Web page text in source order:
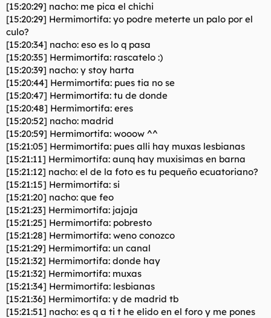
[15:20:29] nacho: me pica el chichi
[15:20:29] Hermimortifa: yo podre meterte un palo por el
culo?
[15:20:34] nacho: eso es lo q pasa
[15:20:35] Hermimortifa: rascatelo :)
[15:20:39] nacho: y stoy harta
[15:20:44] Hermimortifa: pues tia no se
[15:20:47] Hermimortifa: tu de donde
[15:20:48] Hermimortifa: eres
[15:20:52] nacho: madrid
[15:20:59] Hermimortifa: wooow ^^
[15:21:05] Hermimortifa: pues alli hay muxas lesbianas
[15:21:11] Hermimortifa: aunq hay muxisimas en barna
[15:21:12] nacho: el de la foto es tu pequeño ecuatoriano?
[15:21:15] Hermimortifa: si
[15:21:20] nacho: que feo
[15:21:23] Hermimortifa: jajaja
[15:21:25] Hermimortifa: pobresto
[15:21:28] Hermimortifa: weno conozco
[15:21:29] Hermimortifa: un canal
[15:21:32] Hermimortifa: donde hay
[15:21:32] Hermimortifa: muxas
[15:21:34] Hermimortifa: lesbianas
[15:21:36] Hermimortifa: y de madrid tb
[15:21:51] nacho: es q a ti t he elido en el foro y me pones